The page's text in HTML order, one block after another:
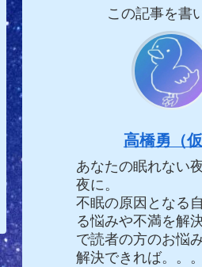
この記事を書
高橋勇（仮
あなたの眠れない
夜に。
不眠の原因となる
る悩みや不満を解
で読者の方のお悩
解決できれば。。